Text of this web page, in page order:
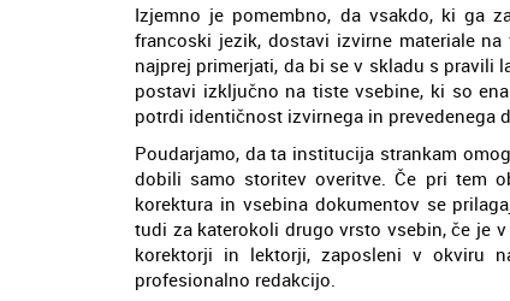
Izjemno je pomembno, da vsakdo, ki ga
francoski jezik, dostavi izvirne materiale
najprej primerjati, da bi se v skladu s pravili
postavi izključno na tiste vsebine, ki so
potrdi identičnost izvirnega in prevedenega
Poudarjamo, da ta institucija strankam
dobili samo storitev overitve. Če pri tem
korektura in vsebina dokumentov se
tudi za katerokoli drugo vrsto vsebin, če je
korektorji in lektorji, zaposleni v okviru
profesionalno redakcijo.